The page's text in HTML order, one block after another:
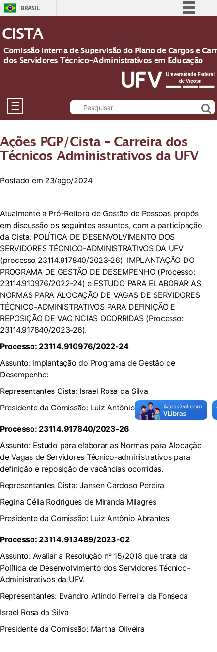
BRASIL
Participe
Acesso à informação
Legislação
Canais
CISTA
Comissão Interna de Supervisão do Plano de Cargos e
dos Servidores Técnico-Administrativos em Educação
☰
Ações PGP/Cista – Carreira dos
Técnicos Administrativos da UFV
Postado em 23/ago/2024
Atualmente a Pró-Reitora de Gestão de Pessoas propôs
em discussão os seguintes assuntos, com a participação
da Cista: POLÍTICA DE DESENVOLVIMENTO DOS
SERVIDORES TÉCNICO-ADMINISTRATIVOS DA UFV
(processo 23114.917840/2023-26), IMPLANTAÇÃO DO
PROGRAMA DE GESTÃO DE DESEMPENHO (Processo:
23114.910976/2022-24) e ESTUDO PARA ELABORAR AS
NORMAS PARA ALOCAÇÃO DE VAGAS DE SERVIDORES
TÉCNICO-ADMINISTRATIVOS PARA DEFINIÇÃO E
REPOSIÇÃO DE VAC NCIAS OCORRIDAS (Processo:
23114.917840/2023-26).
Processo: 23114.910976/2022-24
Assunto: Implantação do Programa de Gestão de
Desempenho:
Representantes Cista: Israel Rosa da Silva
Presidente da Comissão: Luiz Antônio Abrantes
Processo: 23114.917840/2023-26
Assunto: Estudo para elaborar as Normas para Alocação
de Vagas de Servidores Técnico-administrativos para
definição e reposição de vacâncias ocorridas.
Representantes Cista: Jansen Cardoso Pereira
Regina Célia Rodrigues de Miranda Milagres
Presidente da Comissão: Luiz Antônio Abrantes
Processo: 23114.913489/2023-02
Assunto: Avaliar a Resolução nº 15/2018 que trata da
Política de Desenvolvimento dos Servidores Técnico-
Administrativos da UFV.
Representantes: Evandro Arlindo Ferreira da Fonseca
Israel Rosa da Silva
Presidente da Comissão: Martha Oliveira